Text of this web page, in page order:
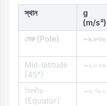
স্থান
g
(m/s²)
মেরু (Pole) ~৯.৮৩২
Mid-latitude
(45°)
~৯.৮০৬
নিরক্ষীয়
(Equator)
~৯.৭৮০